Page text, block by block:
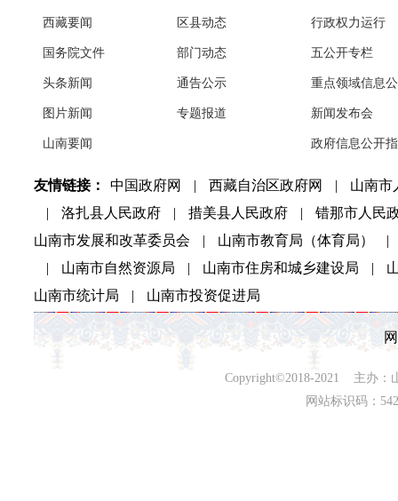
西藏要闻
国务院文件
头条新闻
图片新闻
山南要闻
区县动态
部门动态
通告公示
专题报道
行政权力运行
五公开专栏
重点领域信息
新闻发布会
政府信息公开
友情链接： 中国政府网 | 西藏自治区政府网 |
山南市
|
洛扎县人民政府 | 措美县人民政府 |
错那市人民
山南市发展和改革委员会
| 山南市教育局（体育局）
|
|
山南市自然资源局 | 山南市住房和城乡建设局 |
山南市统计局
| 山南市投资促进局
Copyright©2018-2021 主办：
网站标识码：